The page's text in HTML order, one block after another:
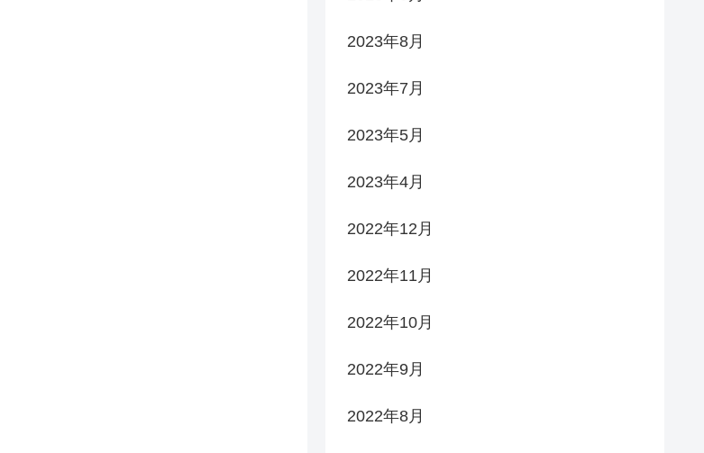
2023年8月
2023年7月
2023年5月
2023年4月
2022年12月
2022年11月
2022年10月
2022年9月
2022年8月